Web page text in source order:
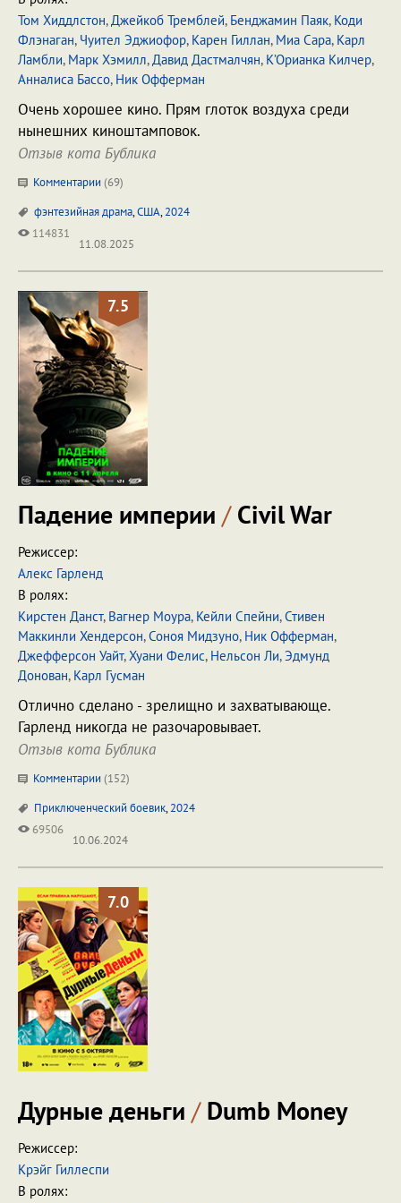
Том Хиддлстон,Джейкоб Тремблей, Бенджамин Паяк, Коди
Флэнаган, Чуител Эджиофор, Карен Гиллан, Миа Сара, Карл
Ламбли, Марк Хэмилл,Давид Дастмалчян, К’Орианка Килчер,
Анналиса Бассо, Ник Офферман
Очень хорошее кино. Прям глоток воздуха среди
нынешних киноштамповок.
Отзыв кота Бублика
Комментарии (69)
фэнтезийная драма,США,2024
114831
11.08.2025
7.5
Падение империи /Civil War
Режиссер:
Алекс Гарленд
В ролях:
Кирстен Данст, Вагнер Моура, Кейли Спейни,Стивен
Маккинли Хендерсон,Соноя Мидзуно, Ник Офферман,
Джефферсон Уайт,Хуани Фелис, Нельсон Ли,Эдмунд
Донован, Карл Гусман
Отлично сделано - зрелищно и захватывающе.
Гарленд никогда не разочаровывает.
Отзыв кота Бублика
Комментарии (152)
Приключенческий боевик,2024
69506
10.06.2024
7.0
Дурные деньги /Dumb Money
Режиссер:
Крэйг Гиллеспи
В ролях: